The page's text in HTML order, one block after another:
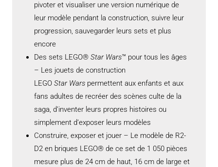
pivoter et visualiser une version numérique de
leur modèle pendant la construction, suivre leur
progression, sauvegarder leurs sets et plus
encore
Des sets LEGO® Star Wars™ pour tous les âges
– Les jouets de construction
LEGO Star Wars permettent aux enfants et aux
fans adultes de recréer des scènes culte de la
saga, d’inventer leurs propres histoires ou
simplement d’exposer leurs modèles
Construire, exposer et jouer – Le modèle de R2-
D2 en briques LEGO® de ce set de 1 050 pièces
mesure plus de 24 cm de haut, 16 cm de large et